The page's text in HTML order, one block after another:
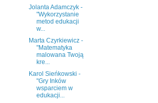
Jolanta Adamczyk -
"Wykorzystanie
metod edukacji
w...
Marta Czyrkiewicz -
"Matematyka
malowana Twoją
kre...
Karol Sieńkowski -
"Gry Inków
wsparciem w
edukacji...